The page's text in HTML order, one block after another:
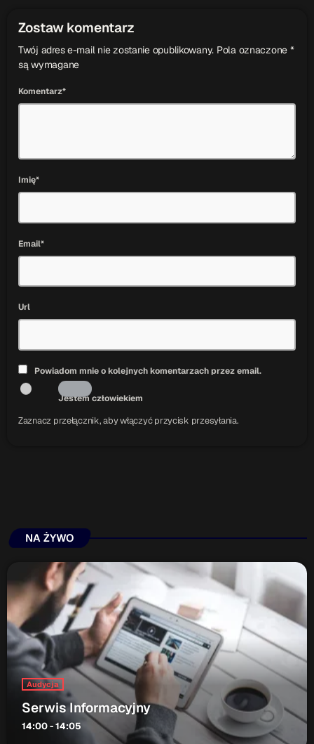
Zostaw komentarz
Twój adres e-mail nie zostanie opublikowany. Pola oznaczone *
są wymagane
Komentarz*
Imię*
Email*
Url
Powiadom mnie o kolejnych komentarzach przez email.
Jestem człowiekiem
Zaznacz przełącznik, aby włączyć przycisk przesyłania.
NA ŻYWO
Audycja
Serwis Informacyjny
14:00 - 14:05